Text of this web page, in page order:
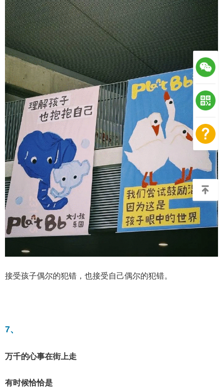
接受孩子偶尔的犯错，也接受自己偶尔的犯错。
7、
万千的心事在街上走
有时候恰恰是